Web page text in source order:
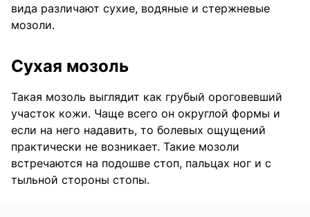
вида различают сухие, водяные и стержневые
мозоли.
Сухая мозоль
Такая мозоль выглядит как грубый ороговевший
участок кожи. Чаще всего он округлой формы и
если на него надавить, то болевых ощущений
практически не возникает. Такие мозоли
встречаются на подошве стоп, пальцах ног и с
тыльной стороны стопы.